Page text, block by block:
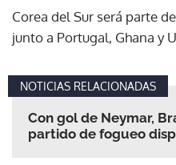
Corea del Sur será parte
junto a Portugal, Ghana y
NOTICIAS RELACIONADAS
Con gol de Neymar,
partido de fogueo